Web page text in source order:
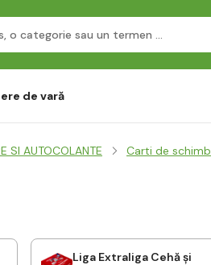
de vară
SI AUTOCOLANTE Carti de schimb
Liga Extraliga Cehă și